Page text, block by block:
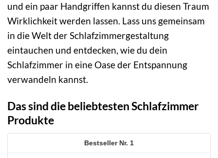
und ein paar Handgriffen kannst du diesen Traum
Wirklichkeit werden lassen. Lass uns gemeinsam
in die Welt der Schlafzimmergestaltung
eintauchen und entdecken, wie du dein
Schlafzimmer in eine Oase der Entspannung
verwandeln kannst.
Das sind die beliebtesten Schlafzimmer
Produkte
1